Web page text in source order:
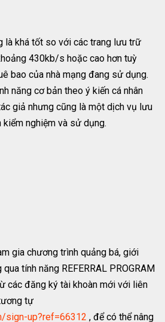
là khá tốt so với các trang lưu trữ
430kb/s hoặc cao hơn tuỳ
bao của nhà mạng đang sử dụng.
năng cơ bản theo ý kiến cá nhân
giả nhưng cũng là một dịch vụ lưu
nghiệm và sử dụng.
gia chương trình quảng bá, giới
tính năng REFERRAL PROGRAM
các đăng ký tài khoàn mới với liên
tự
sign-up?ref=66312 , để có thể nâng